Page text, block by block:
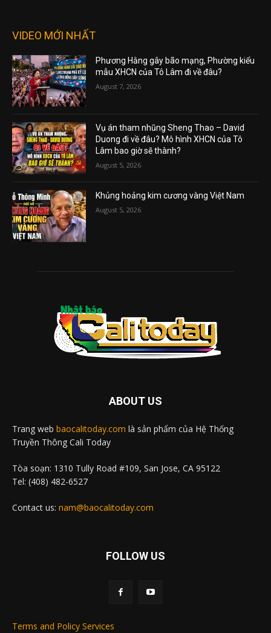
VIDEO MỚI NHẤT
Phương Hằng gây bão mạng, Phường kiểu
mẫu XHCN của Tô Lâm đi về đâu?
August 7, 2026
Vụ án tham nhũng Sheng Thao – David
Duong đi về đâu? Mô hình XHCN của Tô
Lâm bao giờ sẽ thành?
August 5, 2026
Khủng hoảng kim cương vàng Việt Nam
August 5, 2026
ABOUT US
Trang web baocalitoday.com là sản phẩm của Hệ Thống
Truyền Thông Cali Today
Tòa soạn: 1310 Tully Road #109, San Jose, CA 95122
Tel: (408) 482-6527
Contact us: nam@baocalitoday.com
FOLLOW US
Terms and Policy Services